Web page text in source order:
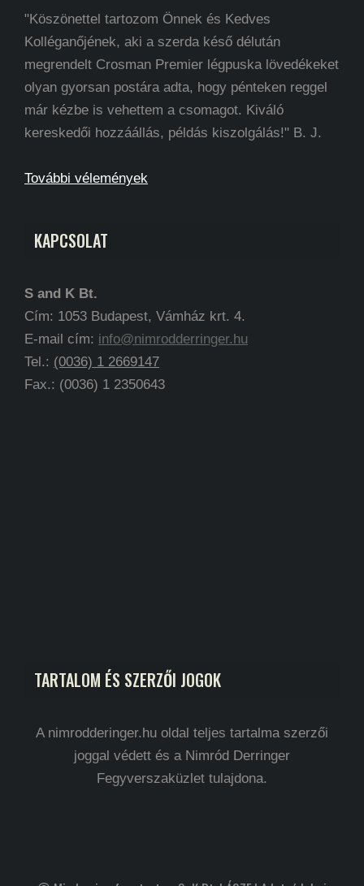
"Köszönettel tartozom Önnek és Kedves
Kolléganőjének, aki a szerda késő délután
megrendelt Crosman Premier légpuska lövedékeket
olyan gyorsan postára adta, hogy pénteken reggel
már kézbe is vehettem a csomagot. Kiváló
kereskedői hozzáállás, példás kiszolgálás!" B. J.
További vélemények
KAPCSOLAT
S and K Bt.
Cím: 1053 Budapest, Vámház krt. 4.
E-mail cím: info@nimrodderringer.hu
Tel.: (0036) 1 2669147
Fax.: (0036) 1 2350643
TARTALOM ÉS SZERZŐI JOGOK
A nimrodderinger.hu oldal teljes tartalma szerzői
joggal védett és a Nimród Derringer
Fegyverszaküzlet tulajdona.